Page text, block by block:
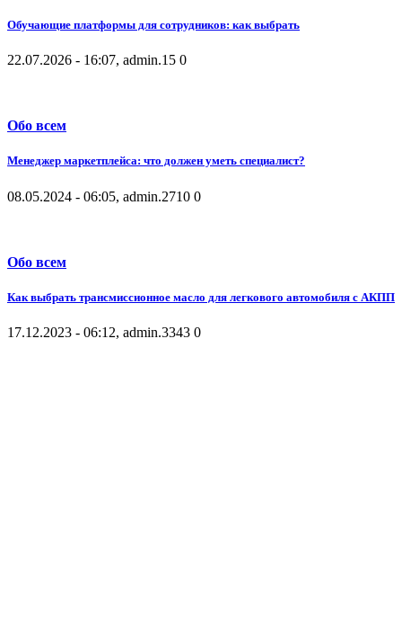
Обучающие платформы для сотрудников: как выбрать
22.07.2026 - 16:07, admin.15 0
Обо всем
Менеджер маркетплейса: что должен уметь специалист?
08.05.2024 - 06:05, admin.2710 0
Обо всем
Как выбрать трансмиссионное масло для легкового автомобиля с АКПП
17.12.2023 - 06:12, admin.3343 0